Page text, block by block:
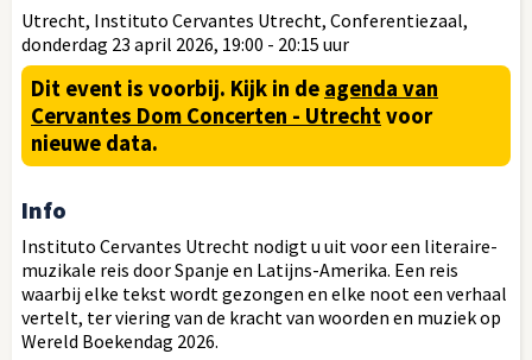
Utrecht, Instituto Cervantes Utrecht, Conferentiezaal,
donderdag 23 april 2026, 19:00 - 20:15 uur
Dit event is voorbij. Kijk in de agenda van
Cervantes Dom Concerten - Utrecht voor
nieuwe data.
Info
Instituto Cervantes Utrecht nodigt u uit voor een literaire-
muzikale reis door Spanje en Latijns-Amerika. Een reis
waarbij elke tekst wordt gezongen en elke noot een verhaal
vertelt, ter viering van de kracht van woorden en muziek op
Wereld Boekendag 2026.